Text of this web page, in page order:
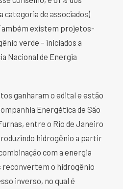
de associados)
existem projetos-
verde – iniciados a
Nacional de Energia
ganharam o edital e estão
Energética de São
entre o Rio de Janeiro
hidrogênio a partir
com a energia
o hidrogênio
inverso, no qual é